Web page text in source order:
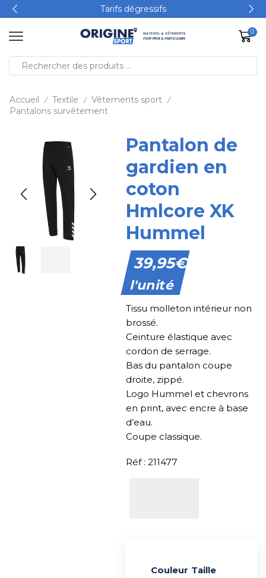
Tarifs dégressifs
0
Accueil / Textile / Vêtements sport /
Pantalons survêtement
Pantalon de
gardien en
coton
Hmlcore XK
Hummel
39,95€
l'unité
Tissu molleton intérieur non
brossé.
Ceinture élastique avec
cordon de serrage.
Bas du pantalon coupe
droite, zippé.
Logo Hummel et chevrons
en print, avec encre à base
d’eau.
Coupe classique.
Réf : 211477
Couleur Taille
Alternative: